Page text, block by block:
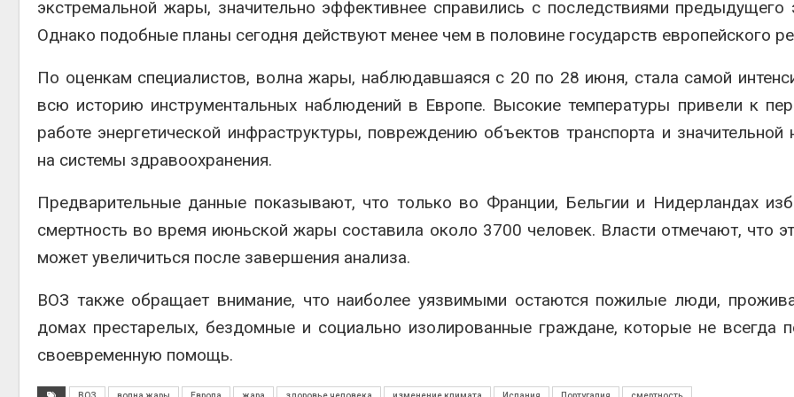
экстремальной жары, значительно эффективнее справились с последствиями предыдущего
Однако подобные планы сегодня действуют менее чем в половине государств европейского
По оценкам специалистов, волна жары, наблюдавшаяся с 20 по 28 июня, стала самой
всю историю инструментальных наблюдений в Европе. Высокие температуры привели к
работе энергетической инфраструктуры, повреждению объектов транспорта и значительной
на системы здравоохранения.
Предварительные данные показывают, что только во Франции, Бельгии и Нидерландах
смертность во время июньской жары составила около 3700 человек. Власти отмечают, что
может увеличиться после завершения анализа.
ВОЗ также обращает внимание, что наиболее уязвимыми остаются пожилые люди,
домах престарелых, бездомные и социально изолированные граждане, которые не всегда
своевременную помощь.